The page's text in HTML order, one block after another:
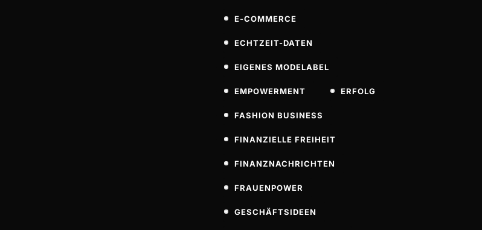
E-COMMERCE
ECHTZEIT-DATEN
EIGENES MODELABEL
EMPOWERMENT ERFOLG
FASHION BUSINESS
FINANZIELLE FREIHEIT
FINANZNACHRICHTEN
FRAUENPOWER
GESCHÄFTSIDEEN